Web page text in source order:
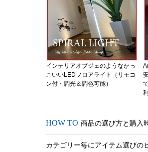
インテリアオブジェのようなかっ
こいいLEDフロアライト（リモコ
ン付・調光＆調色可能）
商品の選び方と購入
カテゴリー毎にアイテム選びの